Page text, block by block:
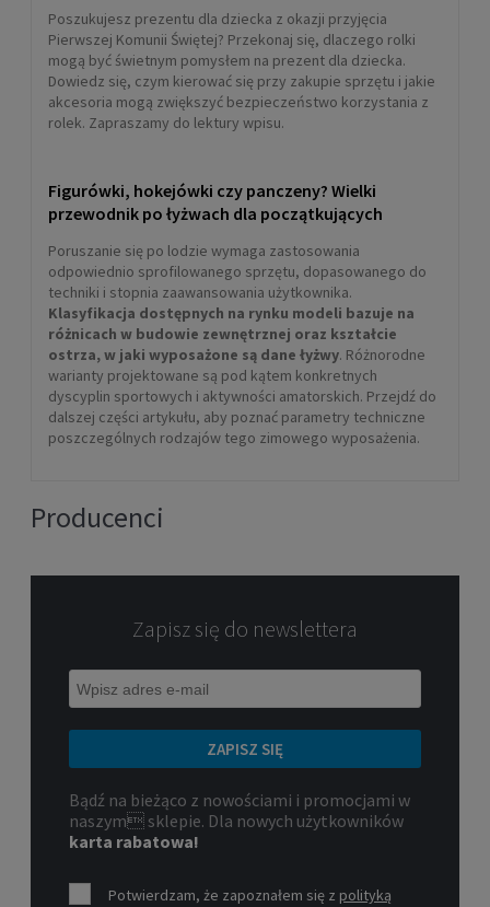
Rolki damskie fitness K2 ALEXIS 90 BOA
1 399,00 zł
Rolki męskie fitness K2 VO2 S 100 PRO M
Poszukujesz prezentu dla dziecka z okazji przyjęcia
Pierwszej Komunii Świętej? Przekonaj się, dlaczego rolki
mogą być świetnym pomysłem na prezent dla dziecka.
Dowiedz się, czym kierować się przy zakupie sprzętu i jakie
akcesoria mogą zwiększyć bezpieczeństwo korzystania z
rolek. Zapraszamy do lektury wpisu.
Figurówki, hokejówki czy panczeny? Wielki
przewodnik po łyżwach dla początkujących
Poruszanie się po lodzie wymaga zastosowania
odpowiednio sprofilowanego sprzętu, dopasowanego do
techniki i stopnia zaawansowania użytkownika.
Klasyfikacja dostępnych na rynku modeli bazuje na
różnicach w budowie zewnętrznej oraz kształcie
ostrza, w jaki wyposażone są dane łyżwy. Różnorodne
warianty projektowane są pod kątem konkretnych
dyscyplin sportowych i aktywności amatorskich. Przejdź do
dalszej części artykułu, aby poznać parametry techniczne
poszczególnych rodzajów tego zimowego wyposażenia.
Producenci
Zapisz się do newslettera
ZAPISZ SIĘ
Bądź na bieżąco z nowościami i promocjami w
naszym sklepie. Dla nowych użytkowników
karta rabatowa!
Potwierdzam, że zapoznałem się z polityką